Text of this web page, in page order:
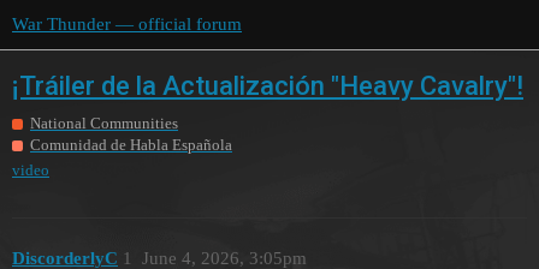
War Thunder — official forum
¡Tráiler de la Actualización "Heavy Cavalry"!
National Communities
Comunidad de Habla Española
video
DiscorderlyC June 4, 2026, 3:05pm
1